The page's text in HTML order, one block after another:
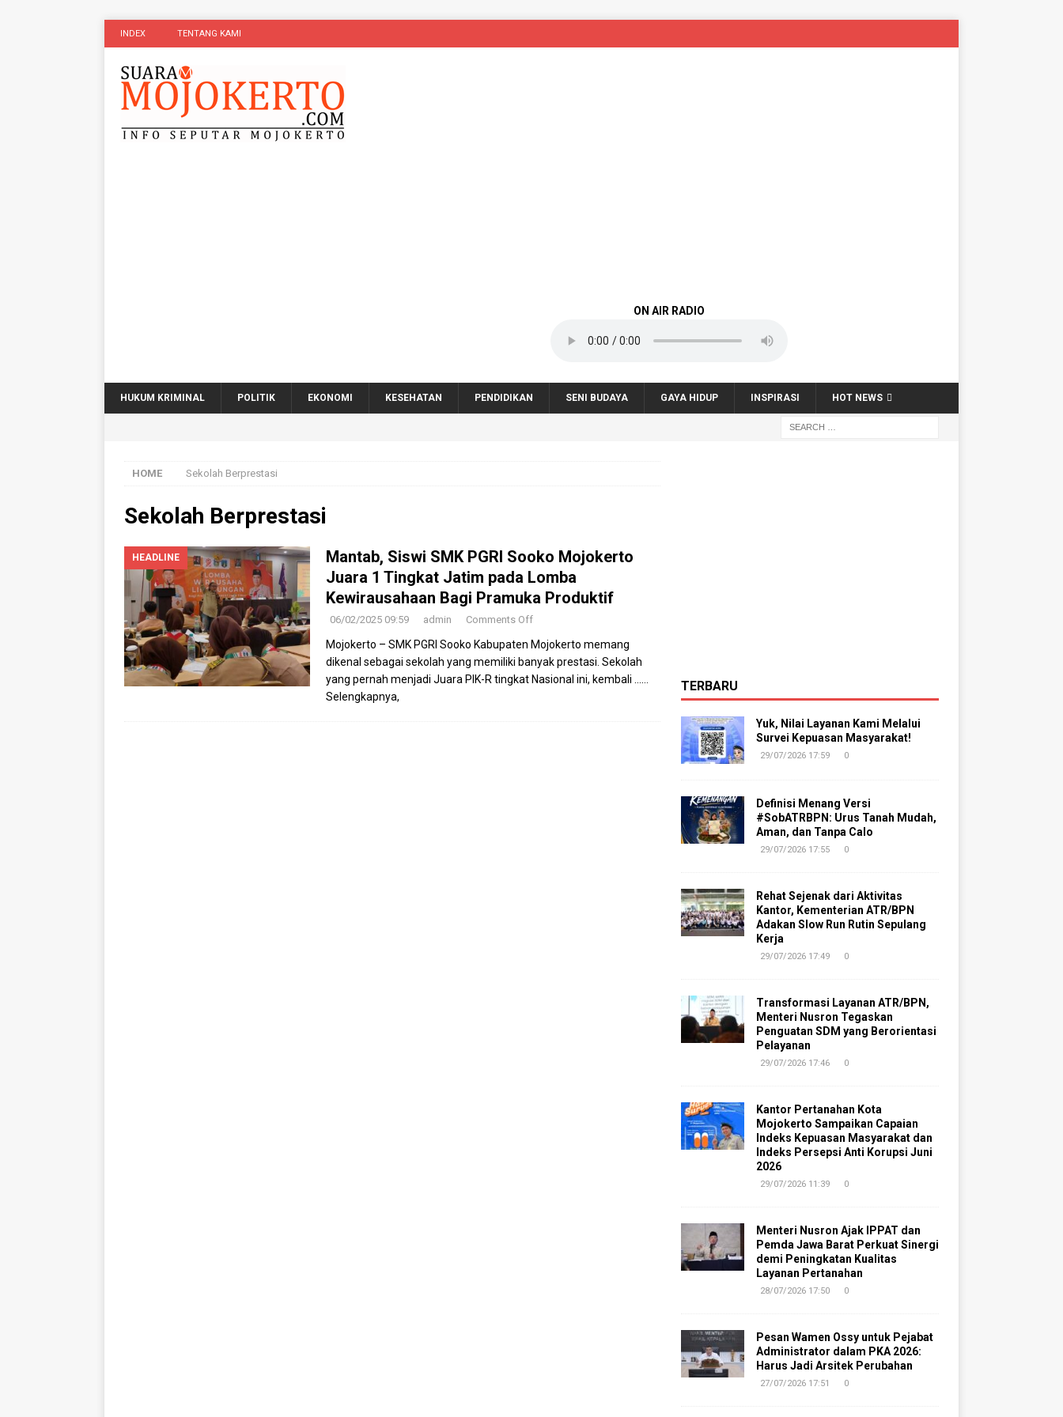
INDEX TENTANG KAMI
ON AIR RADIO
HUKUM KRIMINAL POLITIK EKONOMI KESEHATAN PENDIDIKAN SENI BUDAYA GAYA HIDUP INSPIRASI HOT NEWS
HOME Sekolah Berprestasi
Sekolah Berprestasi
HEADLINE
Mantab, Siswi SMK PGRI Sooko Mojokerto
Juara 1 Tingkat Jatim pada Lomba
Kewirausahaan Bagi Pramuka Produktif
06/02/2025 09:59 admin Comments Off
Mojokerto – SMK PGRI Sooko Kabupaten Mojokerto memang
dikenal sebagai sekolah yang memiliki banyak prestasi. Sekolah
yang pernah menjadi Juara PIK-R tingkat Nasional ini, kembali
Selengkapnya,
TERBARU
Yuk, Nilai Layanan Kami Melalui
Survei Kepuasan Masyarakat!
29/07/2026 17:59 0
Definisi Menang Versi
#SobATRBPN: Urus Tanah Mudah,
Aman, dan Tanpa Calo
29/07/2026 17:55 0
Rehat Sejenak dari Aktivitas
Kantor, Kementerian ATR/BPN
Adakan Slow Run Rutin Sepulang
Kerja
29/07/2026 17:49 0
Transformasi Layanan ATR/BPN,
Menteri Nusron Tegaskan
Penguatan SDM yang Berorientasi
Pelayanan
29/07/2026 17:46 0
Kantor Pertanahan Kota
Mojokerto Sampaikan Capaian
Indeks Kepuasan Masyarakat dan
Indeks Persepsi Anti Korupsi Juni
2026
29/07/2026 11:39 0
Menteri Nusron Ajak IPPAT dan
Pemda Jawa Barat Perkuat Sinergi
demi Peningkatan Kualitas
Layanan Pertanahan
28/07/2026 17:50 0
Pesan Wamen Ossy untuk Pejabat
Administrator dalam PKA 2026:
Harus Jadi Arsitek Perubahan
27/07/2026 17:51 0